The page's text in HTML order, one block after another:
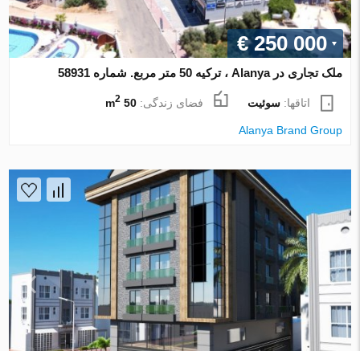
€ 250 000
ملک تجاری در Alanya ، ترکیه 50 متر مربع. شماره 58931
اتاقها:سوئیت فضای زندگی:50 m
2
Alanya Brand Group